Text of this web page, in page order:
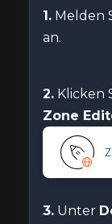
1. Melden
an.
2. Klicken
Zone
3. Unter